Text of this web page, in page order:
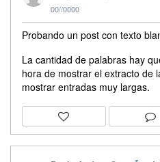
00//0000
Probando un post con texto
La cantidad de palabras hay
hora de mostrar el extracto de
mostrar entradas muy largas.